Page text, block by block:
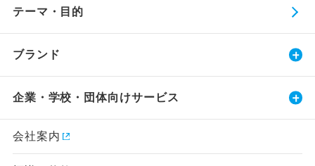
テーマ・目的
ブランド
企業・学校・団体向けサービス
会社案内